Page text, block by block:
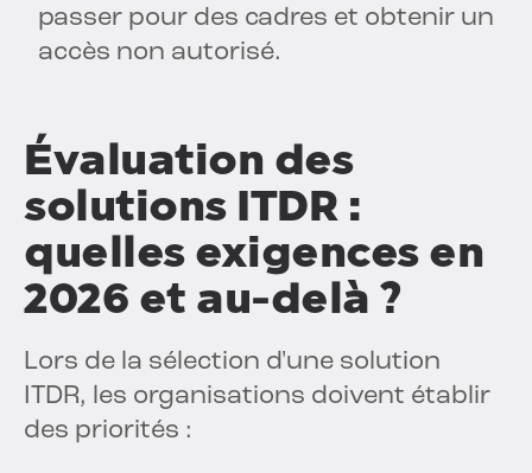
passer pour des cadres et obtenir un
accès non autorisé.
Évaluation des
solutions ITDR :
quelles exigences en
2026 et au-delà ?
Lors de la sélection d'une solution
ITDR, les organisations doivent établir
des priorités :